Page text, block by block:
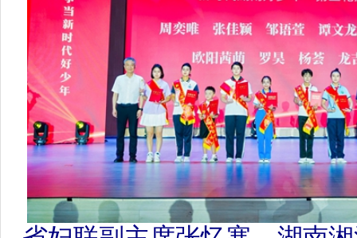
省妇联副主席张忆寒，湖南湘江
区）党工委副书记、岳麓区委副
年“新时代湖南好少年”（第